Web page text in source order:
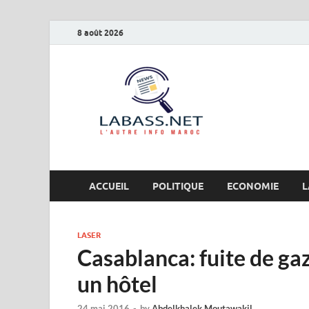
8 août 2026
ACCUEIL POLITIQUE ECONOMIE
LASER
Casablanca: fuite de
un hôtel